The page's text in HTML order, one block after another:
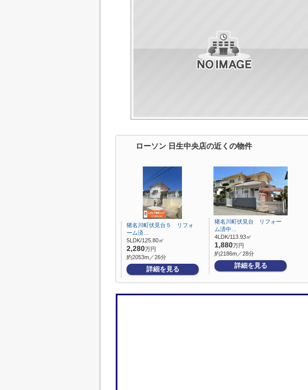
ローソン 日生中央店の近くの物件
猪名川町伏見台５ リフォ
ーム済…
5LDK/125.80㎡
2,280万円
約2053m／26分
詳細を見る
猪名川町伏見台 リフォー
ム済中…
4LDK/113.93㎡
1,880万円
約2186m／28分
詳細を見る